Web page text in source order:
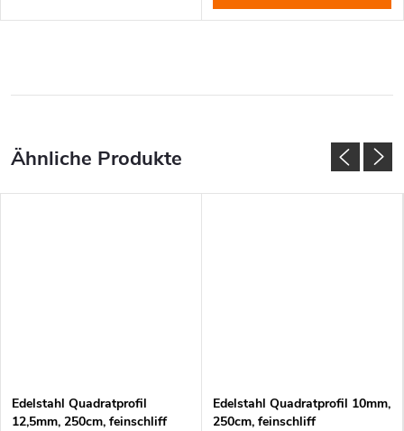
Edelstahl Quadratprofil
12,5mm, 250cm, feinschliff
Edelstahl Quadratprofil 10mm,
250cm, feinschliff